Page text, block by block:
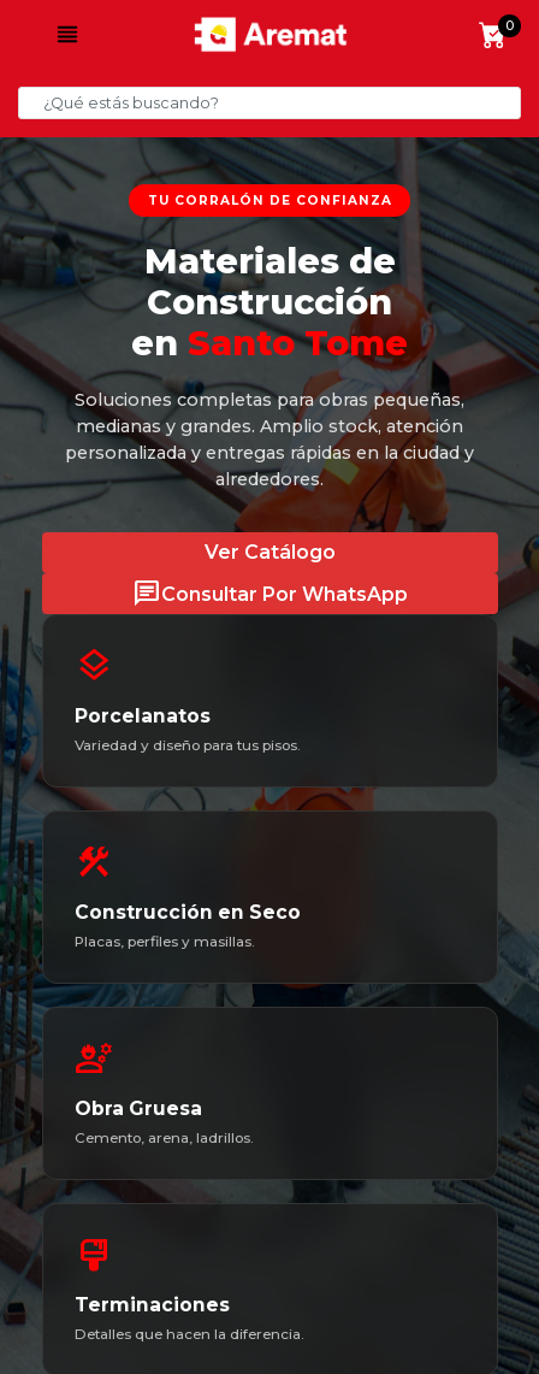
0
TU CORRALÓN DE CONFIANZA
Materiales de
Construcción
en Santo Tome
Soluciones completas para obras pequeñas,
medianas y grandes. Amplio stock, atención
personalizada y entregas rápidas en la ciudad y
alrededores.
Ver Catálogo
chatConsultar Por WhatsApp
layers
Porcelanatos
Variedad y diseño para tus pisos.
construction
Construcción en Seco
Placas, perfiles y masillas.
engineering
Obra Gruesa
Cemento, arena, ladrillos.
format_paint
Terminaciones
Detalles que hacen la diferencia.